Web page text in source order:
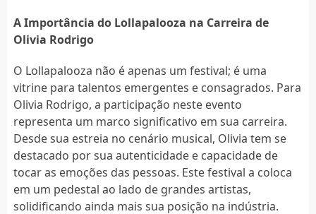
A Importância do Lollapalooza na Carreira de
Olivia Rodrigo
O Lollapalooza não é apenas um festival; é uma
vitrine para talentos emergentes e consagrados. Para
Olivia Rodrigo, a participação neste evento
representa um marco significativo em sua carreira.
Desde sua estreia no cenário musical, Olivia tem se
destacado por sua autenticidade e capacidade de
tocar as emoções das pessoas. Este festival a coloca
em um pedestal ao lado de grandes artistas,
solidificando ainda mais sua posição na indústria.